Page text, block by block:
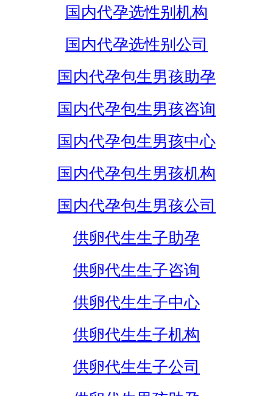
国内代孕选性别机构
国内代孕选性别公司
国内代孕包生男孩助孕
国内代孕包生男孩咨询
国内代孕包生男孩中心
国内代孕包生男孩机构
国内代孕包生男孩公司
供卵代生生子助孕
供卵代生生子咨询
供卵代生生子中心
供卵代生生子机构
供卵代生生子公司